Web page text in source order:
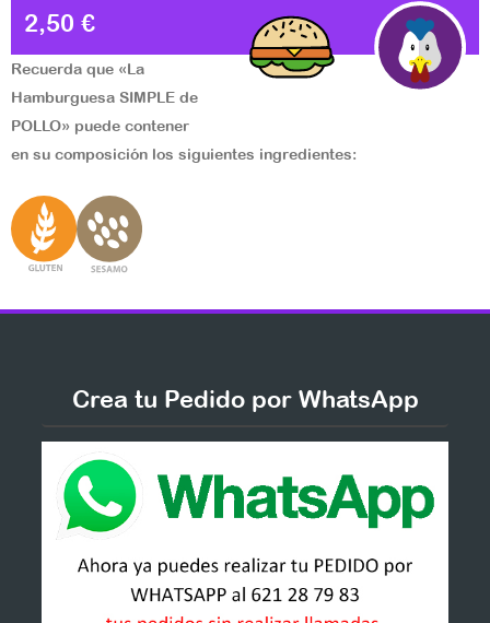
2,50 €
Recuerda que «La
Hamburguesa SIMPLE de
POLLO» puede contener
en su composición los siguientes ingredientes:
Crea tu Pedido por WhatsApp